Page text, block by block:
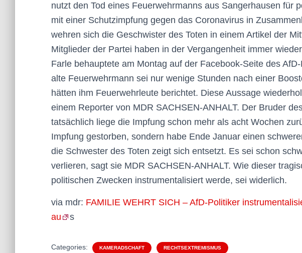
nutzt den Tod eines Feuerwehrmanns aus Sangerhausen für
mit einer Schutzimpfung gegen das Coronavirus in
wehren sich die Geschwister des Toten in einem Artikel der
Mitglieder der Partei haben in der Vergangenheit immer
Farle behauptete am Montag auf der Facebook-Seite des
alte Feuerwehrmann sei nur wenige Stunden nach einer
hätten ihm Feuerwehrleute berichtet. Diese Aussage
einem Reporter von MDR SACHSEN-ANHALT. Der Bruder
tatsächlich liege die Impfung schon mehr als acht Wochen
Impfung gestorben, sondern habe Ende Januar einen
die Schwester des Toten zeigt sich entsetzt. Es sei schon
verlieren, sagt sie MDR SACHSEN-ANHALT. Wie dieser
politischen Zwecken instrumentalisiert werde, sei widerlich.
via mdr: FAMILIE WEHRT SICH – AfD-Politiker
au
s
Categories: KAMERADSCHAFT RECHTSEXTREMISMUS